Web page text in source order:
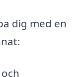
dig med en